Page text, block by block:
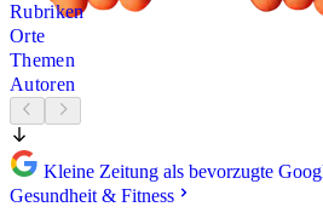
Rubriken
Orte
Themen
Autoren
Kleine Zeitung als bevorzugte
Gesundheit & Fitness